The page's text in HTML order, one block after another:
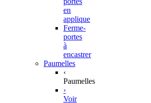
en
applique
Ferme-
portes
à
encastrer
Paumelles
‹
Paumelles
›
Voir